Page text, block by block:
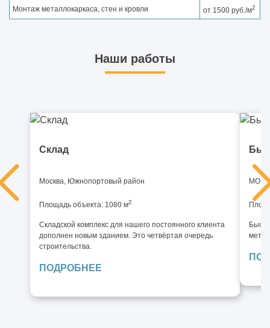
Монтаж металлокаркаса, стен и кровли от 1500 руб./м2
Наши работы
Склад
Москва, Южнопортовый район
Площадь объекта: 1080 м2
Складской комплекс для нашего постоянного клиента
дополнен новым зданием. Это четвёртая очередь
строительства.
ПОДРОБНЕЕ
МО,